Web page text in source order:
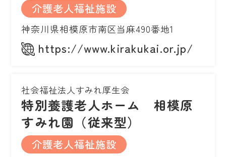
介護老人福祉施設
神奈川県相模原市南区当麻490番地1
https://www.kirakukai.or.jp/
社会福祉法人すみれ厚生会
特別養護老人ホーム 相模原
すみれ園（従来型）
介護老人福祉施設